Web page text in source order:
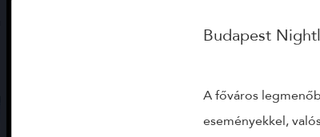
Budapest
A főváros
eseményekkel,